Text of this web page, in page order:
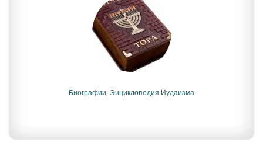
Биографии, Энциклопедия Иудаизма